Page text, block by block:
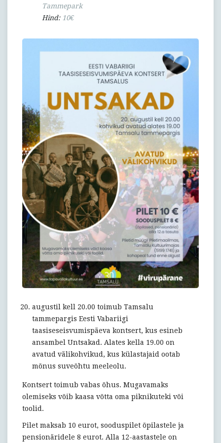
Tammepark
Hind: 10€
augustil kell 20.00 toimub Tamsalu
tammepargis Eesti Vabariigi
taasiseseisvumispäeva kontsert, kus esineb
ansambel Untsakad. Alates kella 19.00 on
avatud välikohvikud, kus külastajaid ootab
mõnus suveõhtu meeleolu.
Kontsert toimub vabas õhus. Mugavamaks
olemiseks võib kaasa võtta oma piknikuteki või
toolid.
Pilet maksab 10 eurot, sooduspilet õpilastele ja
pensionäridele 8 eurot. Alla 12-aastastele on